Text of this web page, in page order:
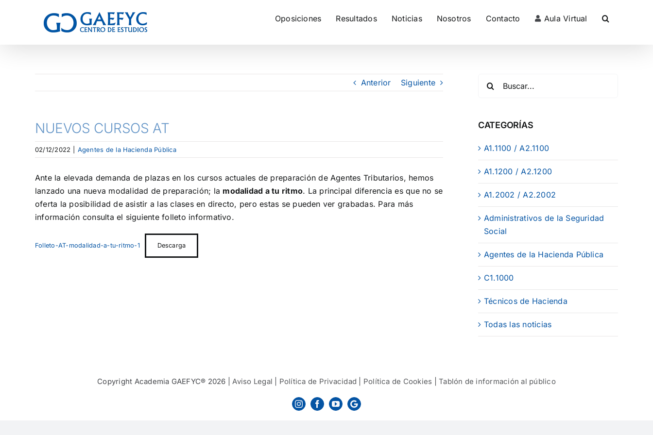
Oposiciones Resultados Noticias Nosotros Contacto Aula Virtual
Anterior Siguiente
NUEVOS CURSOS AT
02/12/2022 Agentes de la Hacienda Pública
Ante la elevada demanda de plazas en los cursos actuales de preparación de Agentes Tributarios, hemos
lanzado una nueva modalidad de preparación; la modalidad a tu ritmo. La principal diferencia es que no se
oferta la posibilidad de asistir a las clases en directo, pero estas se pueden ver grabadas. Para más
información consulta el siguiente folleto informativo.
Folleto-AT-modalidad-a-tu-ritmo-1 Descarga
CATEGORÍAS
A1.1100 / A2.1100
A1.1200 / A2.1200
A1.2002 / A2.2002
Administrativos de la Seguridad
Social
Agentes de la Hacienda Pública
C1.1000
Técnicos de Hacienda
Todas las noticias
Copyright Academia GAEFYC® 2026 |Aviso Legal Política de Privacidad Política de Cookies |Tablón de información al público